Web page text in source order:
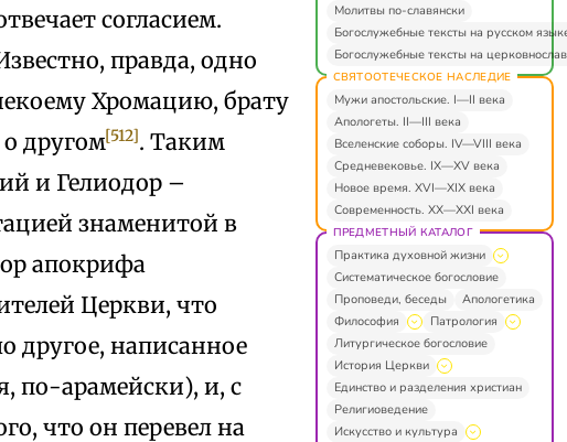
согласием.
правда, одно
Хромацию, брату
другом[512]. Таким
и Гелиодор –
знаменитой в
апокрифа
Церкви, что
другое, написанное
по-арамейски), и, с
что он перевел на
Молитвы по-славянски
Богослужебные тексты на русском
Богослужебные тексты на
СВЯТООТЕЧЕСКОЕ НАСЛЕДИЕ
Мужи апостольские. I—II века
Апологеты. II—III века
Вселенские соборы. IV—VIII века
Средневековье. IX—XV века
Новое время. XVI—XIX века
Современность. XX—XXI века
ПРЕДМЕТНЫЙ КАТАЛОГ
Практика духовной жизни
Систематическое богословие
Проповеди, беседы
Апологетика
Философия
Патрология
Литургическое богословие
История Церкви
Единство и разделения христиан
Религиоведение
Искусство и культура